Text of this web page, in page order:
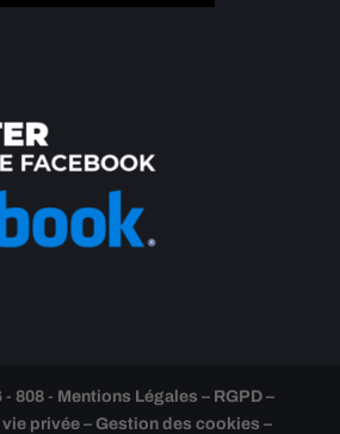
- 808- Mentions Légales – RGPD –
privée – Gestion des cookies –